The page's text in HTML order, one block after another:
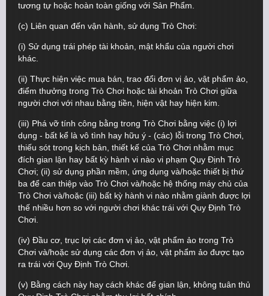
tương tự hoặc hoàn toàn giống với Sản Phẩm.
(c) Liên quan đến vận hành, sử dụng Trò Chơi:
(i) Sử dụng trái phép tài khoản, mật khẩu của người chơi
khác.
(ii) Thực hiện việc mua bán, trao đổi đơn vị ảo, vật phẩm ảo,
điểm thưởng trong Trò Chơi hoặc tài khoản Trò Chơi giữa
người chơi với nhau bằng tiền, hiện vật hay hiện kim.
(iii) Phá vỡ tính công bằng trong Trò Chơi bằng việc (i) lợi
dụng - bất kể là vô tình hay hữu ý - (các) lỗi trong Trò Chơi,
thiếu sót trong kịch bản, thiết kế của Trò Chơi nhằm mục
đích gian lận hay bất kỳ hành vi nào vi phạm Quy Định Trò
Chơi; (ii) sử dụng phần mềm, ứng dụng và/hoặc thiết bị thứ
ba để can thiệp vào Trò Chơi và/hoặc hệ thống máy chủ của
Trò Chơi và/hoặc (iii) bất kỳ hành vi nào nhằm giành được lợi
thế nhiều hơn so với người chơi khác trái với Quy Định Trò
Chơi.
(iv) Đầu cơ, trục lợi các đơn vị ảo, vật phẩm ảo trong Trò
Chơi và/hoặc sử dụng các đơn vị ảo, vật phẩm ảo được tạo
ra trái với Quy Định Trò Chơi.
(v) Bằng cách này hay cách khác để gian lận, không tuân thủ